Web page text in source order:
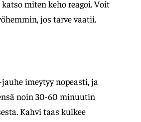
miten keho reagoi. Voit
jos tarve vaatii.
imeytyy nopeasti, ja
noin 30-60 minuutin
Kahvi taas kulkee